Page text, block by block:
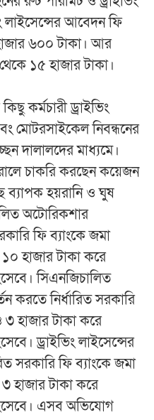
লাইসেন্সের আবেদন ফি
৬০০ টাকা। আর
১৫ হাজার টাকা।
কর্মচারী ড্রাইভিং
মোটরসাইকেল নিবন্ধনের
দালালদের মাধ্যমে।
চাকরি করছেন কয়েজন
ব্যাপক হয়রানি ও ঘুষ
অটোরিকশার
ফি ব্যাংকে জমা
হাজার টাকা করে
সিএনজিচালিত
করতে নির্ধারিত সরকারি
হাজার টাকা করে
ড্রাইভিং লাইসেন্সের
সরকারি ফি ব্যাংকে জমা
হাজার টাকা করে
এসব অভিযোগ